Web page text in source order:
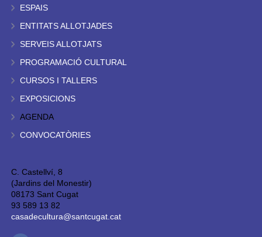
ESPAIS
ENTITATS ALLOTJADES
SERVEIS ALLOTJATS
PROGRAMACIÓ CULTURAL
CURSOS I TALLERS
EXPOSICIONS
AGENDA
CONVOCATÒRIES
C. Castellví, 8
(Jardins del Monestir)
08173 Sant Cugat
93 589 13 82
casadecultura@santcugat.cat